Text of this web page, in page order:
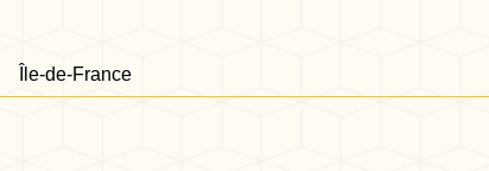
Île-de-France